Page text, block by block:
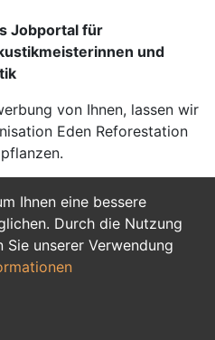
Ihnen eine bessere
Durch die Nutzung
Sie unserer Verwendung
Jobportal für
und
von Ihnen, lassen wir
Eden Reforestation
pflanzen.